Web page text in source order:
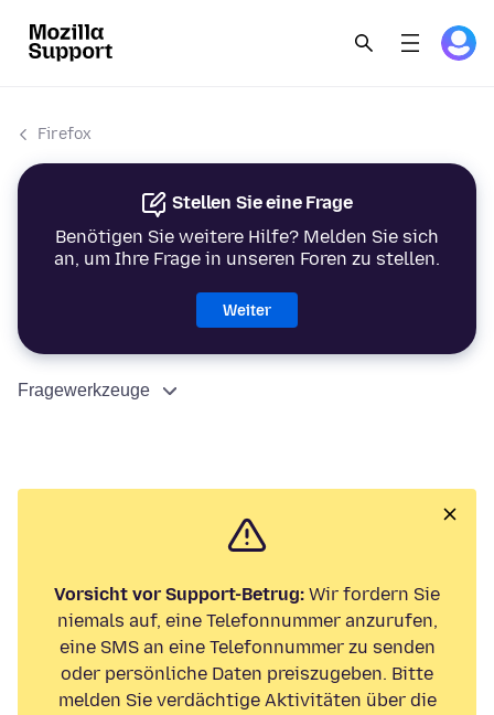
Firefox
Stellen Sie eine Frage
Benötigen Sie weitere Hilfe? Melden Sie sich
an, um Ihre Frage in unseren Foren zu stellen.
Weiter
Fragewerkzeuge
Vorsicht vor Support-Betrug: Wir fordern Sie
niemals auf, eine Telefonnummer anzurufen,
eine SMS an eine Telefonnummer zu senden
oder persönliche Daten preiszugeben. Bitte
melden Sie verdächtige Aktivitäten über die